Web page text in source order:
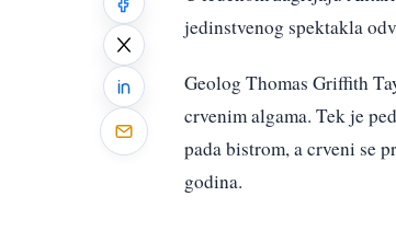
jedinstvenog spektakla
Geolog Thomas Griffith
crvenim algama. Tek je
pada bistrom, a crveni se
godina.